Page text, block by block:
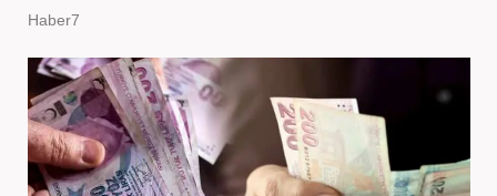
Haber7